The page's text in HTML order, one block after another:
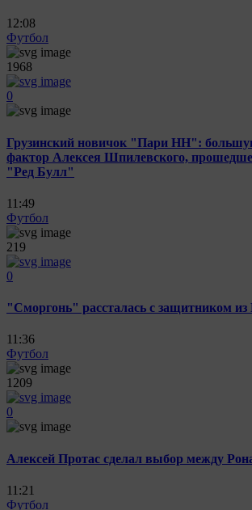
12:08
Футбол
1968
0
Грузинский новичок "Пари НН":
фактор Алексея Шпилевского,
"Ред Булл"
11:49
Футбол
219
0
"Сморгонь" рассталась с защитником из
11:36
Футбол
1209
0
Алексей Протас сделал выбор между
11:21
Футбол